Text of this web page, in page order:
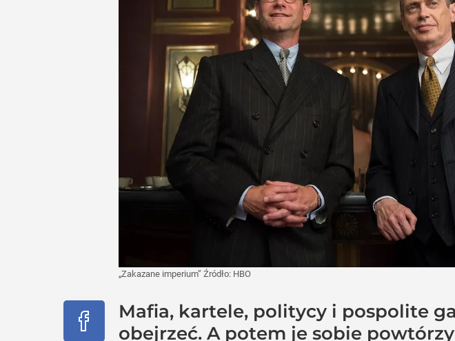
„Zakazane imperium” Źródło: HBO
Mafia, kartele, politycy i pospolite
obejrzeć. A potem je sobie